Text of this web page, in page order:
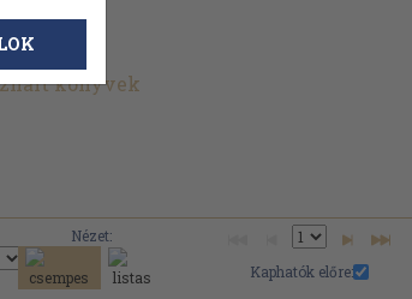
könyvek
Nézet:
Kaphatók előre: